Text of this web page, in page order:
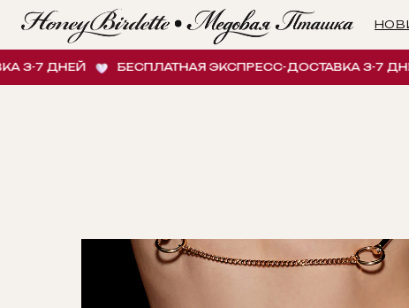
НОВИНКИ
ДНЕЙ БЕСПЛАТНАЯ ЭКСПРЕСС-ДОСТАВКА 3-7 ДНЕЙ